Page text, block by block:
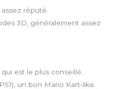
réputé.
3D, généralement assez
qui est le plus conseillé.
un bon Mario Kart-like.